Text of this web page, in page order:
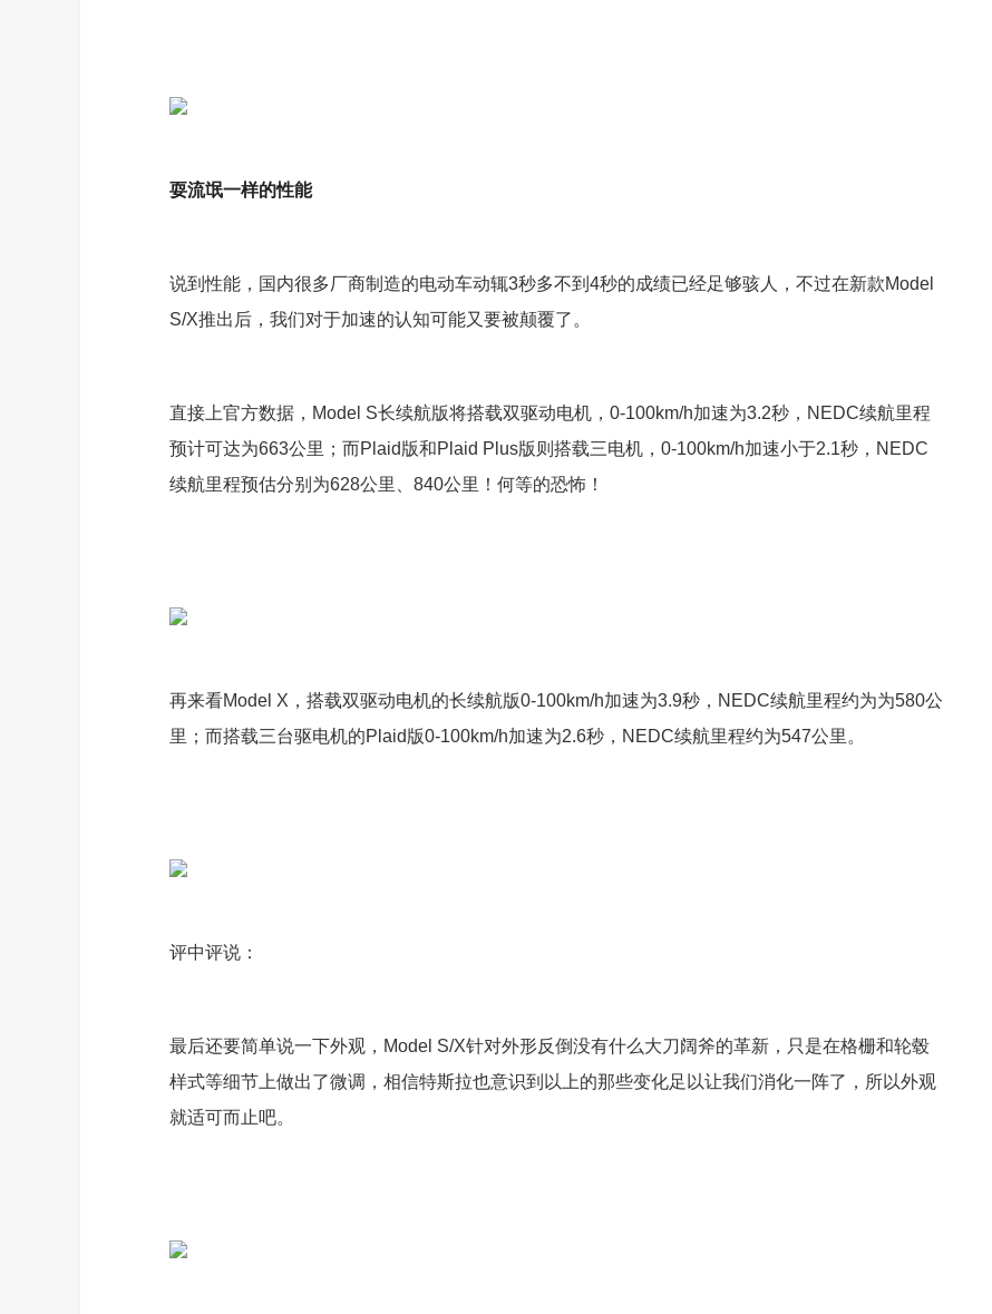
耍流氓一样的性能
说到性能，国内很多厂商制造的电动车动辄3秒多不到4秒的成绩已经足够骇人，不过在新款Model
S/X推出后，我们对于加速的认知可能又要被颠覆了。
直接上官方数据，Model S长续航版将搭载双驱动电机，0-100km/h加速为3.2秒，NEDC续航里程
预计可达为663公里；而Plaid版和Plaid Plus版则搭载三电机，0-100km/h加速小于2.1秒，NEDC
续航里程预估分别为628公里、840公里！何等的恐怖！
再来看Model X，搭载双驱动电机的长续航版0-100km/h加速为3.9秒，NEDC续航里程约为为580公
里；而搭载三台驱电机的Plaid版0-100km/h加速为2.6秒，NEDC续航里程约为547公里。
评中评说：
最后还要简单说一下外观，Model S/X针对外形反倒没有什么大刀阔斧的革新，只是在格栅和轮毂
样式等细节上做出了微调，相信特斯拉也意识到以上的那些变化足以让我们消化一阵了，所以外观
就适可而止吧。